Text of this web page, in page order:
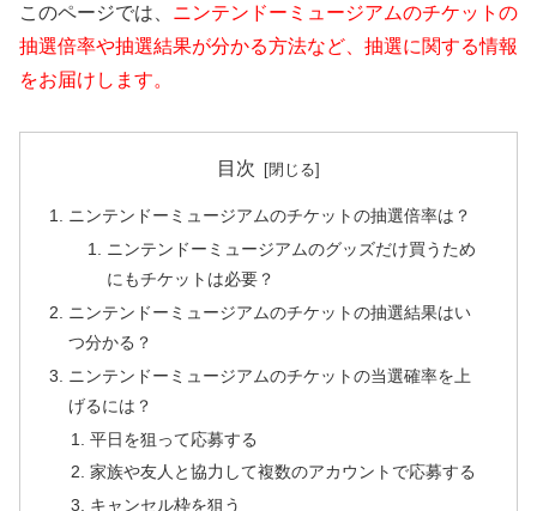
このページでは、 ニンテンドーミュージアムのチケットの
抽選倍率や抽選結果が分かる方法など、抽選に関する情報
をお届けします。
目次
ニンテンドーミュージアムのチケットの抽選倍率は？
ニンテンドーミュージアムのグッズだけ買うため
にもチケットは必要？
ニンテンドーミュージアムのチケットの抽選結果はい
つ分かる？
ニンテンドーミュージアムのチケットの当選確率を上
げるには？
平日を狙って応募する
家族や友人と協力して複数のアカウントで応募する
キャンセル枠を狙う